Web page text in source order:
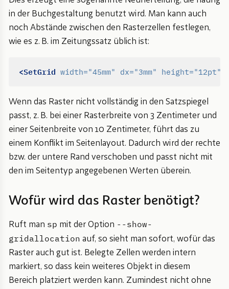
in der Buchgestaltung benutzt wird. Man kann auch
noch Abstände zwischen den Rasterzellen festlegen,
wie es z. B. im Zeitungssatz üblich ist:
<SetGrid width="45mm" dx="3mm" height="12pt"
Wenn das Raster nicht vollständig in den Satzspiegel
passt, z. B. bei einer Rasterbreite von 3 Zentimeter und
einer Seitenbreite von 10 Zentimeter, führt das zu
einem Konflikt im Seitenlayout. Dadurch wird der rechte
bzw. der untere Rand verschoben und passt nicht mit
den im Seitentyp angegebenen Werten überein.
Wofür wird das Raster benötigt?
Ruft man sp mit der Option --show-
gridallocation auf, so sieht man sofort, wofür das
Raster auch gut ist. Belegte Zellen werden intern
markiert, so dass kein weiteres Objekt in diesem
Bereich platziert werden kann. Zumindest nicht ohne